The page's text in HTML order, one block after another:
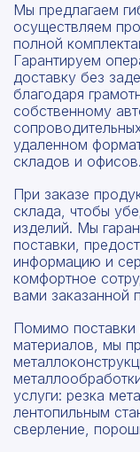
Мы предлагаем
осуществляем
полной
Гарантируем
доставку без
благодаря
собственному
удаленном
складов и офисов.
При заказе
склада, чтобы
изделий. Мы
поставки,
информацию и
комфортное
вами заказанной
Помимо поставки
материалов, мы
услуги: резка
лентопильным
сверление,